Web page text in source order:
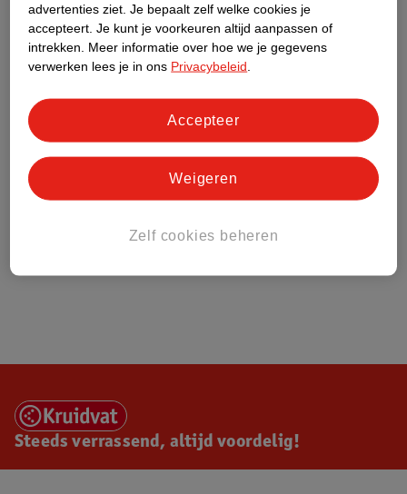
Klantenservice
Over Kruidvat
Steeds verrassend, altijd voordelig!
advertenties ziet. Je bepaalt zelf welke cookies je
accepteert. Je kunt je voorkeuren altijd aanpassen of
intrekken.
Meer informatie over hoe we je gegevens
verwerken lees je in ons Privacybeleid
Zelf cookies beheren
Weigeren
Accepteer